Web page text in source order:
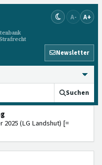
A- A+
Newsletter
Suchen
2025 (LG Landshut) [=